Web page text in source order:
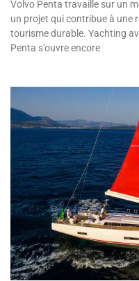
Volvo Penta travaille sur un
un projet qui contribue à une
tourisme durable. Yachting
Penta s’ouvre encore